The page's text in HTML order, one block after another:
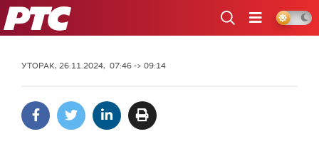
РТС
УТОРАК, 26.11.2024, 07:46 -> 09:14